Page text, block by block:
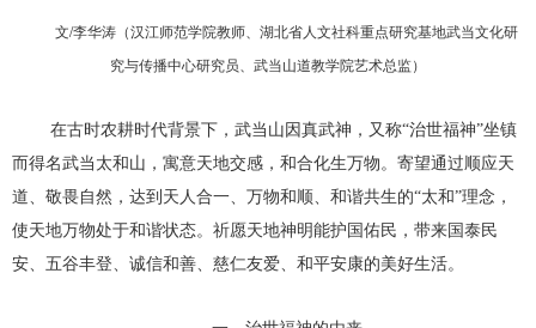
文/李华涛（汉江师范学院教师、湖北省人文社科重点研究基地武当文化研
究与传播中心研究员、武当山道教学院艺术总监）
在古时农耕时代背景下，武当山因真武神，又称“治世福神”坐镇
而得名武当太和山，寓意天地交感，和合化生万物。寄望通过顺应天
道、敬畏自然，达到天人合一、万物和顺、和谐共生的“太和”理念，
使天地万物处于和谐状态。祈愿天地神明能护国佑民，带来国泰民
安、五谷丰登、诚信和善、慈仁友爱、和平安康的美好生活。